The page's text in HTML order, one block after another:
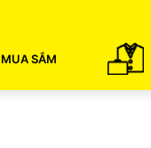
MUA SẮM